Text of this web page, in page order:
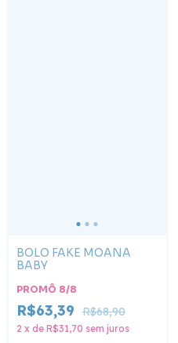
BOLO FAKE MOANA
BABY
PROMÔ 8/8
R$63,39 R$68,90
2 x de R$31,70 sem juros